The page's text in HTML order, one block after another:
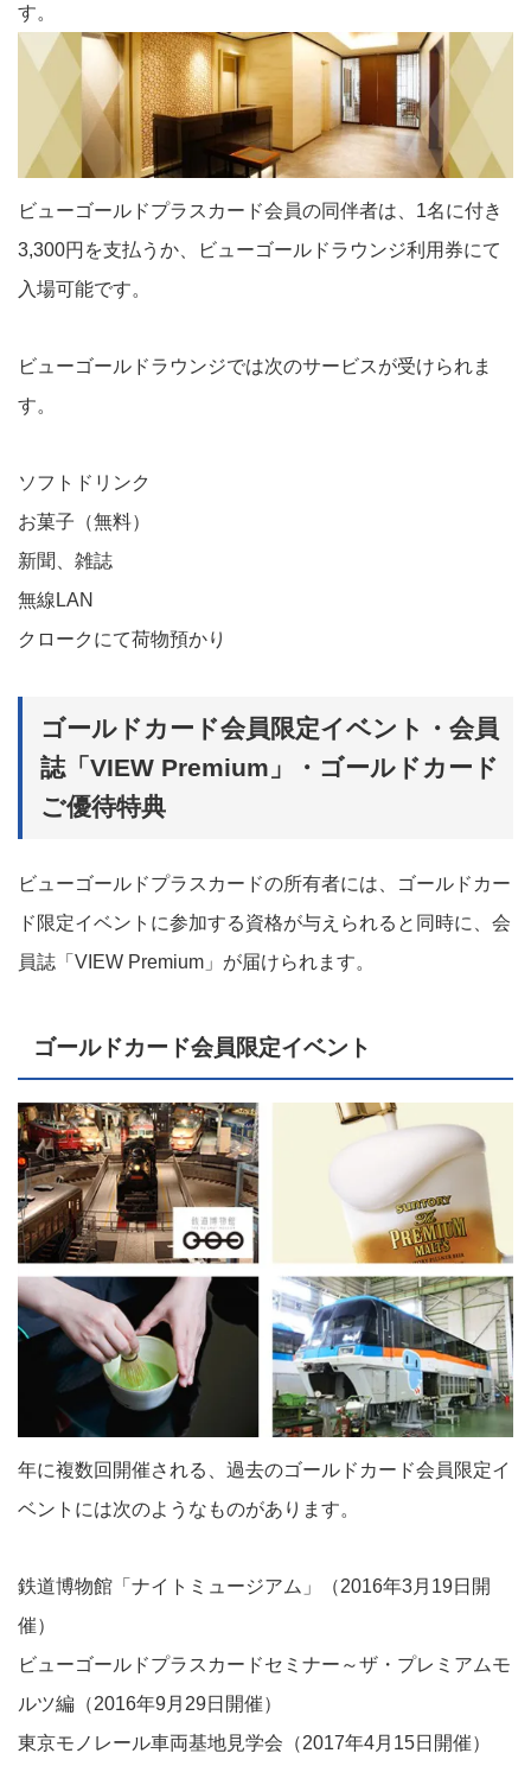
す。
ビューゴールドプラスカード会員の同伴者は、1名に付き
3,300円を支払うか、ビューゴールドラウンジ利用券にて
入場可能です。
ビューゴールドラウンジでは次のサービスが受けられま
す。
ソフトドリンク
お菓子（無料）
新聞、雑誌
無線LAN
クロークにて荷物預かり
ゴールドカード会員限定イベント・会員
誌「VIEW Premium」・ゴールドカード
ご優待特典
ビューゴールドプラスカードの所有者には、ゴールドカー
ド限定イベントに参加する資格が与えられると同時に、会
員誌「VIEW Premium」が届けられます。
ゴールドカード会員限定イベント
年に複数回開催される、過去のゴールドカード会員限定イ
ベントには次のようなものがあります。
鉄道博物館「ナイトミュージアム」（2016年3月19日開
催）
ビューゴールドプラスカードセミナー～ザ・プレミアムモ
ルツ編（2016年9月29日開催）
東京モノレール車両基地見学会（2017年4月15日開催）